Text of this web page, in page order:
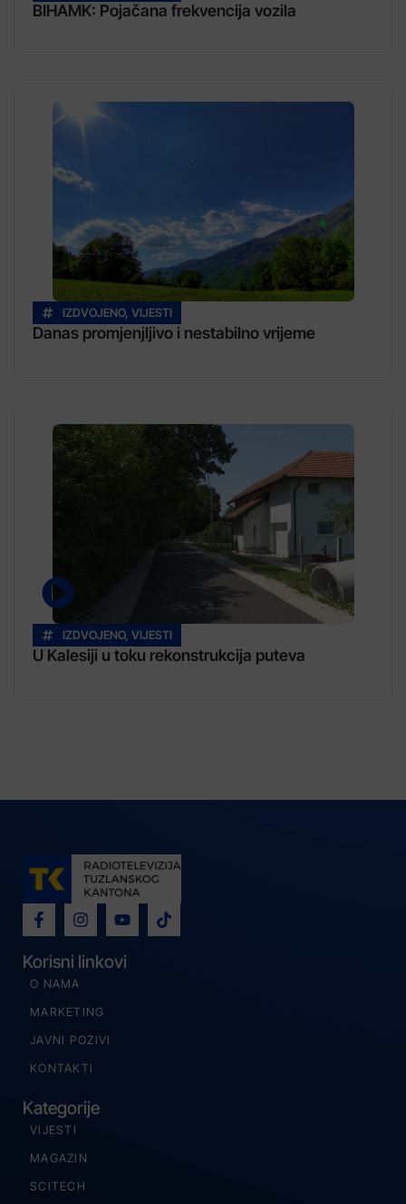
BIHAMK: Pojačana frekvencija vozila
IZDVOJENO, VIJESTI
Danas promjenjljivo i nestabilno vrijeme
IZDVOJENO, VIJESTI
U Kalesiji u toku rekonstrukcija puteva
Korisni linkovi
O NAMA
MARKETING
JAVNI POZIVI
KONTAKTI
Kategorije
VIJESTI
MAGAZIN
SCITECH